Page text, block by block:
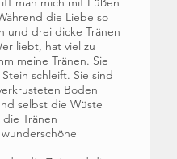
die Liebe so
und drei dicke Tränen
liebt, hat viel zu
meine Tränen. Sie
schleift. Sie sind
Boden
selbst die Wüste
Tränen